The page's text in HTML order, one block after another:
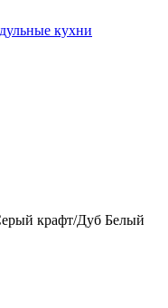
кухни
крафт/Дуб Белый